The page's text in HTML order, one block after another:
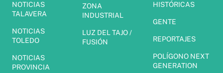
NOTICIAS
TALAVERA
NOTICIAS
TOLEDO
NOTICIAS
PROVINCIA
ZONA
INDUSTRIAL
LUZ DEL TAJO /
FUSIÓN
HISTÓRICAS
GENTE
REPORTAJES
POLÍGONO NEXT
GENERATION